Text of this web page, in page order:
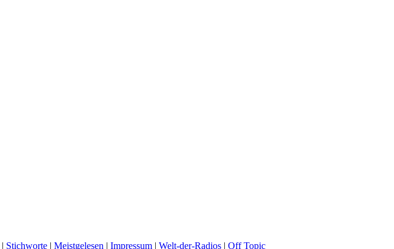
| Stichworte | Meistgelesen | Impressum | Welt-der-Radios | Off Topic